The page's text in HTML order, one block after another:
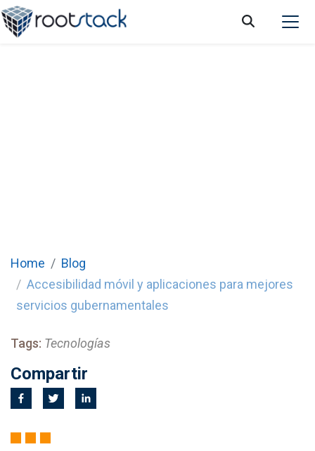
Home
Blog
Accesibilidad móvil y aplicaciones para mejores
servicios gubernamentales
Tags: Tecnologías
Compartir